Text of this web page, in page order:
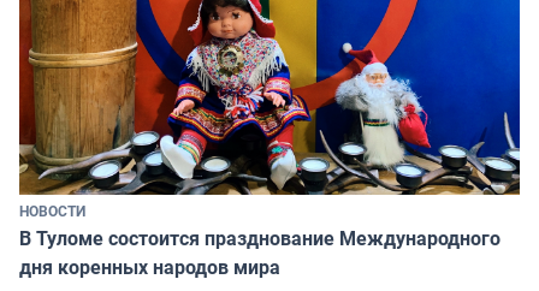
НОВОСТИ
В Туломе состоится празднование Международного
дня коренных народов мира